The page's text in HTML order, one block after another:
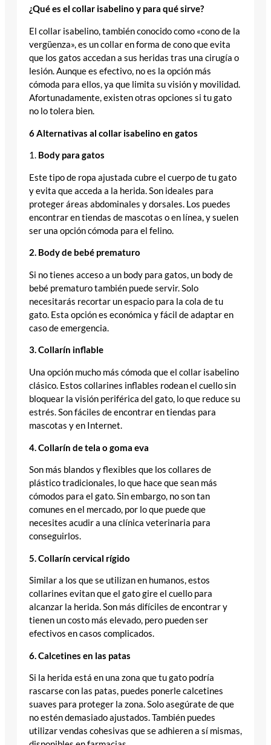
¿Qué es el collar isabelino y para qué sirve?
El collar isabelino, también conocido como «cono de la
vergüenza», es un collar en forma de cono que evita
que los gatos accedan a sus heridas tras una cirugía o
lesión. Aunque es efectivo, no es la opción más
cómoda para ellos, ya que limita su visión y movilidad.
Afortunadamente, existen otras opciones si tu gato
no lo tolera bien.
6 Alternativas al collar isabelino en gatos
1. Body para gatos
Este tipo de ropa ajustada cubre el cuerpo de tu gato
y evita que acceda a la herida. Son ideales para
proteger áreas abdominales y dorsales. Los puedes
encontrar en tiendas de mascotas o en línea, y suelen
ser una opción cómoda para el felino.
2. Body de bebé prematuro
Si no tienes acceso a un body para gatos, un body de
bebé prematuro también puede servir. Solo
necesitarás recortar un espacio para la cola de tu
gato. Esta opción es económica y fácil de adaptar en
caso de emergencia.
3. Collarín inflable
Una opción mucho más cómoda que el collar isabelino
clásico. Estos collarines inflables rodean el cuello sin
bloquear la visión periférica del gato, lo que reduce su
estrés. Son fáciles de encontrar en tiendas para
mascotas y en Internet.
4. Collarín de tela o goma eva
Son más blandos y flexibles que los collares de
plástico tradicionales, lo que hace que sean más
cómodos para el gato. Sin embargo, no son tan
comunes en el mercado, por lo que puede que
necesites acudir a una clínica veterinaria para
conseguirlos.
5. Collarín cervical rígido
Similar a los que se utilizan en humanos, estos
collarines evitan que el gato gire el cuello para
alcanzar la herida. Son más difíciles de encontrar y
tienen un costo más elevado, pero pueden ser
efectivos en casos complicados.
6. Calcetines en las patas
Si la herida está en una zona que tu gato podría
rascarse con las patas, puedes ponerle calcetines
suaves para proteger la zona. Solo asegúrate de que
no estén demasiado ajustados. También puedes
utilizar vendas cohesivas que se adhieren a sí mismas,